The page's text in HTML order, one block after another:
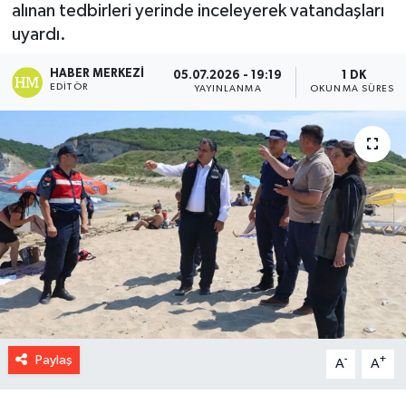
alınan tedbirleri yerinde inceleyerek vatandaşları
uyardı.
HABER MERKEZI
EDITÖR
05.07.2026 - 19:19
YAYINLANMA
1 DK
OKUNMA SÜRESI
Paylaş A- A+
Medya
Sağlık
Haber Arşivi